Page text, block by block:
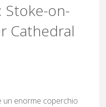
Stoke-on-
Cathedral
un enorme coperchio